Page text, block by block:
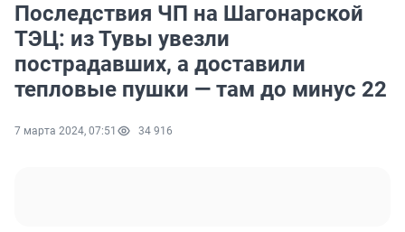
Последствия ЧП на Шагонарской
ТЭЦ: из Тувы увезли
пострадавших, а доставили
тепловые пушки — там до минус 22
7 марта 2024, 07:51 34 916